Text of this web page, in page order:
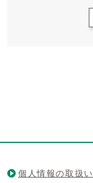
個人情報の取扱い